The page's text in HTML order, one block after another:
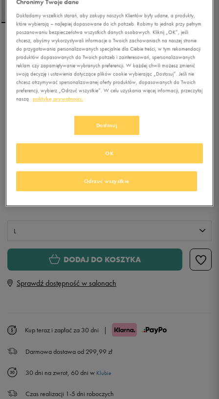
NIKE T-SHIRT U NSW TEE
M90 LBR CRFT
0.0 (0)
(cena początkowa)
zł -7%(najniższa cena od momentu wprowadzenia produktu)
99,99zł z Vat
KLUBIE 50 STYLE
L
Powiadom o dostępności
S Powiadom o dostępności
Powiadom o dostępności
DODAJ DO KOSZYKA
Sprawdź dostępność w salonach
Kup teraz i zapłać za 30 dni |
Darmowa dostawa od 299,99 zł
30 dni na zwrot, 60 dni w Klubie
Czas realizacji 1-5 dni roboczych
Dokładamy wszelkich starań, aby zakupy naszych Klientów były udane, a produkty,
które wybierają – najlepiej dopasowane do ich potrzeb. Robimy to jednak przy pełnym
poszanowaniu bezpieczeństwa wszystkich danych osobowych. Kliknij „OK”, jeśli
chcesz, abyśmy wykorzystywali informacje o Twoich zachowaniach na naszej stronie
do przygotowania personalizowanych specjalnie dla Ciebie treści, w tym rekomendacji
produktów dopasowanych do Twoich potrzeb i zainteresowań, spersonalizowanych
reklam czy zapamiętywanie wybranych preferencji. W każdej chwili możesz zmienić
swoją decyzję i ustawienia dotyczące plików cookie wybierając „Dostosuj”. Jeśli nie
chcesz otrzymywać spersonalizowanej oferty produktów, dopasowanych do Twoich
preferencji, wybierz „Odrzuć wszystkie”. W celu uzyskania więcej informacji, przeczytaj
naszą
politykę prywatności.
Dostosuj
Odrzuć wszystkie
OK